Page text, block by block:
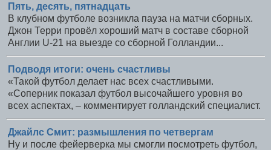
Пять, десять, пятнадцать
В клубном футболе возникла пауза на матчи сборных.
Джон Терри провёл хороший матч в составе сборной
Англии U-21 на выезде со сборной Голландии...
Подводя итоги: очень счастливы
«Такой футбол делает нас всех счастливыми.
«Соперник показал футбол высочайшего уровня во
всех аспектах, – комментирует голландский специалист.
Джайлс Смит: размышления по четвергам
Ну и после фейерверка мы смогли посмотреть футбол,